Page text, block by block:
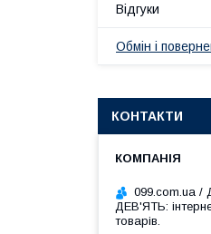
Відгуки
Обмін і
КОНТАКТИ
099.com.ua
ДЕВ'ЯТЬ:
товарів.